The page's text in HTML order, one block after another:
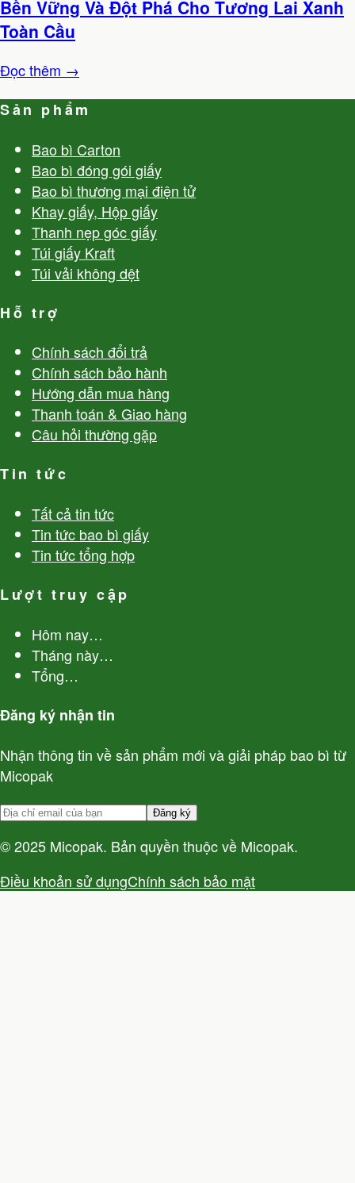
Bền Vững Và Đột Phá Cho Tương Lai Xanh
Toàn Cầu
Đọc thêm →
Sản phẩm
Bao bì Carton
Bao bì đóng gói giấy
Bao bì thương mại điện tử
Khay giấy, Hộp giấy
Thanh nẹp góc giấy
Túi giấy Kraft
Túi vải không dệt
Hỗ trợ
Chính sách đổi trả
Chính sách bảo hành
Hướng dẫn mua hàng
Thanh toán & Giao hàng
Câu hỏi thường gặp
Tin tức
Tất cả tin tức
Tin tức bao bì giấy
Tin tức tổng hợp
Lượt truy cập
Hôm nay…
Tháng này…
Tổng…
Đăng ký nhận tin
Nhận thông tin về sản phẩm mới và giải pháp bao bì từ
Micopak
Đăng ký
© 2025 Micopak. Bản quyền thuộc về Micopak.
Điều khoản sử dụngChính sách bảo mật